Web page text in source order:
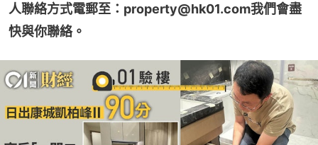
人聯絡方式電郵至：property@hk01.com我們會盡
快與你聯絡。